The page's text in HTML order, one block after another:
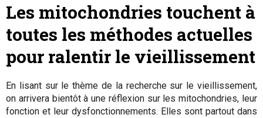
Les mitochondries touchent à
toutes les méthodes actuelles
pour ralentir le vieillissement
En lisant sur le thème de la recherche sur le vieillissement,
on arrivera bientôt à une réflexion sur les mitochondries, leur
fonction et leur dysfonctionnements. Elles sont partout dans